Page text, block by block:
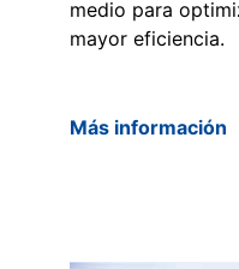
medio para
mayor eficiencia.
Más información